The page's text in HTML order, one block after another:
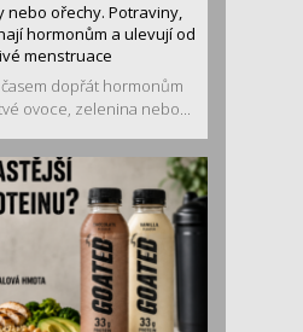
nebo ořechy. Potraviny,
hormonům a ulevují od
menstruace
dopřát hormonům
ovoce, zelenina nebo...